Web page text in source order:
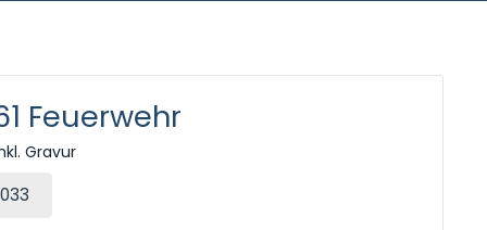
Feuerwehr
Gravur